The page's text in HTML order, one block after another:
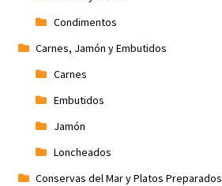
Condimentos
Carnes, Jamón y Embutidos
Carnes
Embutidos
Jamón
Loncheados
Conservas del Mar y Platos Preparados